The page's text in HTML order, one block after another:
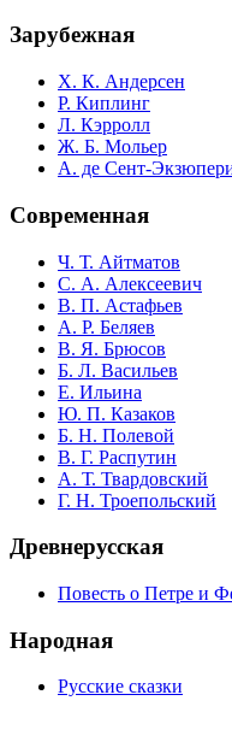
Зарубежная
Х. К. Андерсен
Р. Киплинг
Л. Кэрролл
Ж. Б. Мольер
А. де Сент-
Современная
Ч. Т. Айтматов
С. А. Алексеевич
В. П. Астафьев
А. Р. Беляев
В. Я. Брюсов
Б. Л. Васильев
Е. Ильина
Ю. П. Казаков
Б. Н. Полевой
В. Г. Распутин
А. Т. Твардовский
Г. Н. Троепольский
Древнерусская
Повесть о Петре и
Народная
Русские сказки